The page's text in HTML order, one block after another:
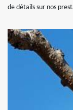
de détails sur nos